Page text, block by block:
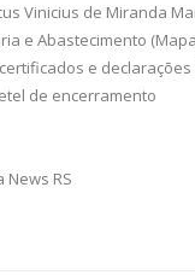
Vinicius de Miranda
e Abastecimento
e
de encerramento
News RS